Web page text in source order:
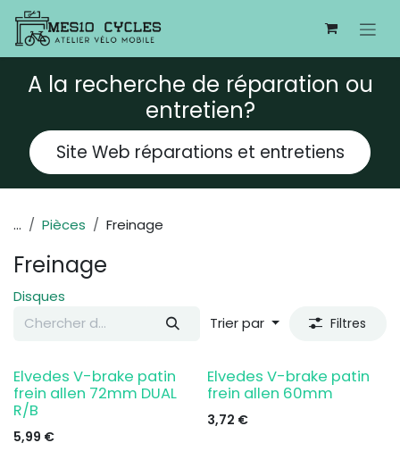
Se rendre au contenu
A la recherche de réparation ou
entretien?
Site Web réparations et entretiens
... Pièces Freinage
Freinage
Disques
Trier par
Filtres
Elvedes V-brake patin
frein allen 72mm DUAL
R/B
5,99 €
Elvedes V-brake patin
frein allen 60mm
3,72 €